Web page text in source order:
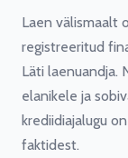
Laen välismaalt
registreeritud
Läti laenuandja.
elanikele ja
krediidiajalugu
faktidest.